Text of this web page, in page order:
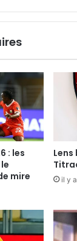
: les
mire
il y